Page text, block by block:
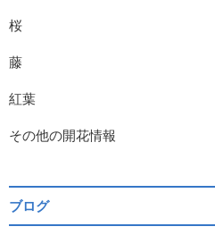
桜
藤
紅葉
その他の開花情報
ブログ